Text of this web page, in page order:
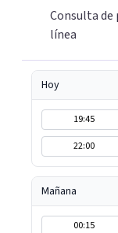
estoy para
Consulta de
línea
Hoy
19:45
22:00
Mañana
00:15